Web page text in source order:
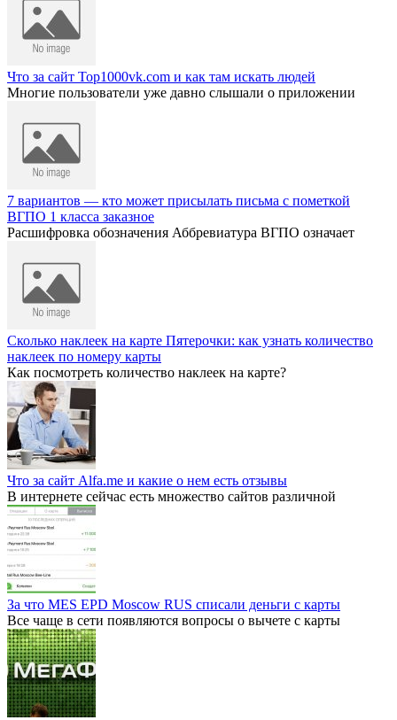
Что за сайт Top1000vk.com и как там искать людей
Многие пользователи уже давно слышали о приложении
7 вариантов — кто может присылать письма с пометкой
ВГПО 1 класса заказное
Расшифровка обозначения Аббревиатура ВГПО означает
Сколько наклеек на карте Пятерочки: как узнать количество
наклеек по номеру карты
Как посмотреть количество наклеек на карте?
Что за сайт Alfa.me и какие о нем есть отзывы
В интернете сейчас есть множество сайтов различной
За что MES EPD Moscow RUS списали деньги с карты
Все чаще в сети появляются вопросы о вычете с карты